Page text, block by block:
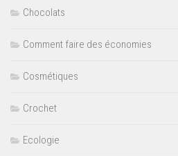
Chocolats
Comment faire des économies
Cosmétiques
Crochet
Ecologie